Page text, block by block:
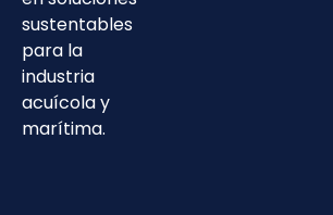
sustentables
para la
industria
acuícola y
marítima.